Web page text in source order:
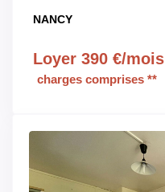
NANCY
Loyer 390 €/mois
charges comprises **